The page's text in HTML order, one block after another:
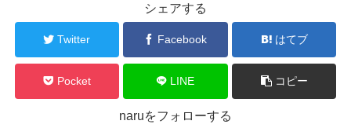
シェアする
Twitter Facebook はてブ
Pocket LINE コピー
naruをフォローする